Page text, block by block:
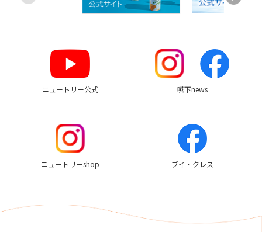
ニュートリー公式 嚥下news
ニュートリーshop ブイ・クレス